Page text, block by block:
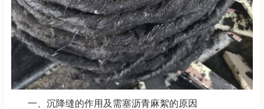
一、沉降缝的作用及需塞沥青麻絮的原因